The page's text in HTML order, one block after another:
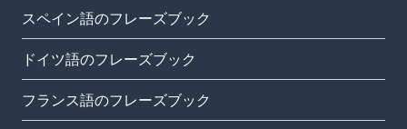
スペイン語のフレーズブック
ドイツ語のフレーズブック
フランス語のフレーズブック